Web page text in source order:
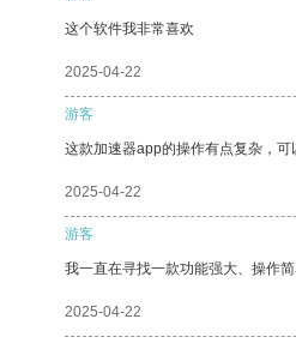
这个软件我非常喜欢
2025-04-22
游客
这款加速器app的操作有点复杂，可
2025-04-22
游客
我一直在寻找一款功能强大、操作
2025-04-22